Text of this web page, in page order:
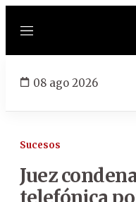
Menú
08 ago 2026
Sucesos
Juez